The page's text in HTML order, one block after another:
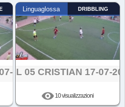
2024
Linguaglossa DRIBBLING
GOL 05 CRISTIAN 17-07-
10 visualizzazioni